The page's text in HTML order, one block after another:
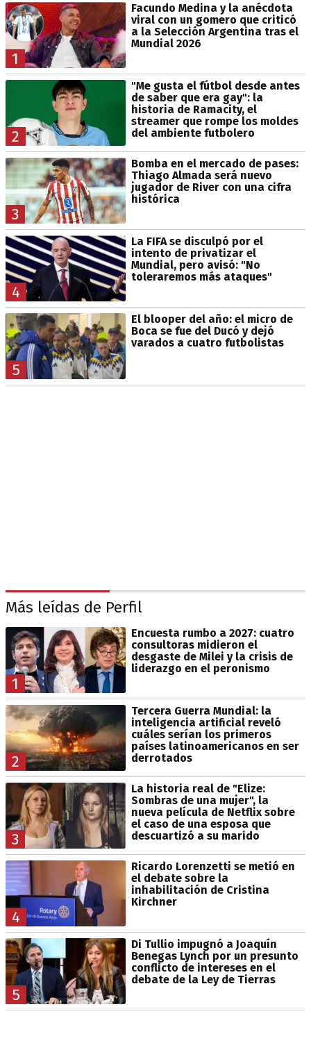
1
Facundo Medina y la anécdota
viral con un gomero que criticó
a la Selección Argentina tras el
Mundial 2026
2
"Me gusta el fútbol desde antes
de saber que era gay": la
historia de Ramacity, el
streamer que rompe los moldes
del ambiente futbolero
3
Bomba en el mercado de pases:
Thiago Almada será nuevo
jugador de River con una cifra
histórica
4
La FIFA se disculpó por el
intento de privatizar el
Mundial, pero avisó: "No
toleraremos más ataques"
5
El blooper del año: el micro de
Boca se fue del Ducó y dejó
varados a cuatro futbolistas
Más leídas de Perfil
1
Encuesta rumbo a 2027: cuatro
consultoras midieron el
desgaste de Milei y la crisis de
liderazgo en el peronismo
2
Tercera Guerra Mundial: la
inteligencia artificial reveló
cuáles serían los primeros
países latinoamericanos en ser
derrotados
3
La historia real de "Elize:
Sombras de una mujer", la
nueva película de Netflix sobre
el caso de una esposa que
descuartizó a su marido
4
Ricardo Lorenzetti se metió en
el debate sobre la
inhabilitación de Cristina
Kirchner
5
Di Tullio impugnó a Joaquín
Benegas Lynch por un presunto
conflicto de intereses en el
debate de la Ley de Tierras